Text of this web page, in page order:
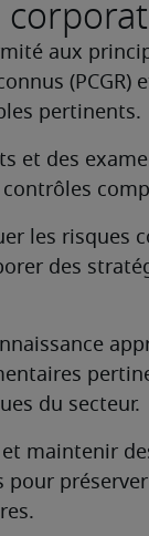
aux
(PCGR)
pertinents.
et des
les risques
des
du secteur.
maintenir
pour